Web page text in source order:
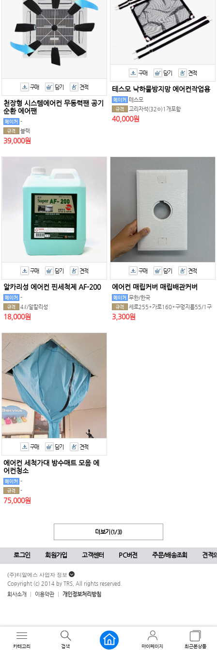
카테고리 검색 마이페이지 최근본상품
구매 담기 견적
천장형 시스템에어컨 무동력팬 공기
순환 에어팬
-
블랙
39,000원
구매 담기 견적
테스모 낙하물방지망 에어컨작업용
테스모
고리자석(32Φ)1개포함
40,000원
구매 담기 견적
알카리성 에어컨 핀세척제 AF-200
-
4ℓ/알칼리성
18,000원
구매 담기 견적
에어컨 매립커버 매립배관커버
무한/한국
세로255*가로160*구멍지름55/1구
3,300원
구매 담기 견적
에어컨 세척가대 방수매트 모음 에
어컨청소
-
-
75,000원
더보기(1/3)
로그인 회원가입 고객센터 PC버전 주문/배송조회 견적
(주)티알에스 사업자 정보
Copyright (c) 2014 by TRS, All rights reserved.
회사소개
이용약관 개인정보처리방침
상품정보 판매가격 구매